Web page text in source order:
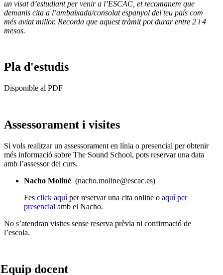
un visat d’estudiant per venir a l’ESCAC, et recomanem que
demanis cita a l’ambaixada/consolat espanyol del teu país com
més aviat millor. Recorda que aquest tràmit pot durar entre 2 i 4
mesos.
Pla d'estudis
Disponible al PDF
Assessorament i visites
Si vols realitzar un assessorament en línia o presencial per obtenir
més informació sobre The Sound School, pots reservar una data
amb l’assessor del curs.
Nacho Moliné (nacho.moline@escac.es)
Fes click aquíper reservar una cita online o aquí per
presencial amb el Nacho.
No s’atendran visites sense reserva prèvia ni confirmació de
l’escola.
Equip docent